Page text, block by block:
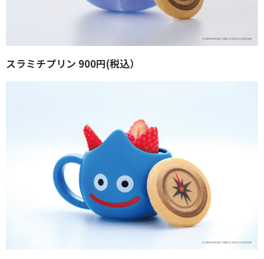
スラミチプリン 900円(税込）